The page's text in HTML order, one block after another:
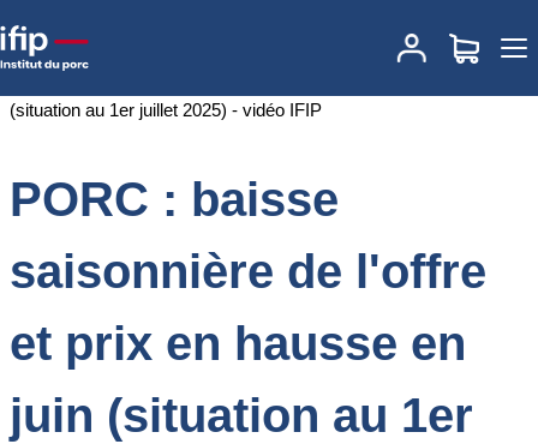
Accueil
PORC : baisse saisonnière de l'offre et
prix en hausse en juin (situation au 1er juillet 2025) - vidéo IFIP
PORC : baisse
saisonnière de l'offre
et prix en hausse en
juin (situation au 1er